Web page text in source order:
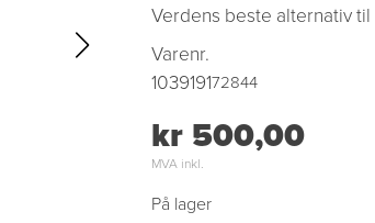
Verdens beste alternativ
Varenr.
103919172844
kr 500,00
MVA inkl.
På lager